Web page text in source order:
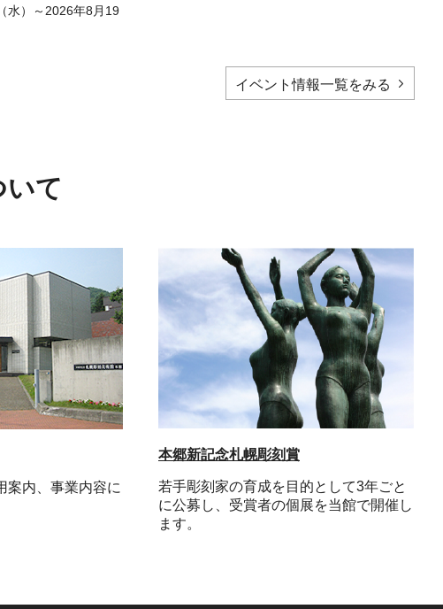
水）～2026年8月19
イベント情報一覧をみる
いて
案内、事業内容に
本郷新記念札幌彫刻賞
若手彫刻家の育成を目的として3年ごと
に公募し、受賞者の個展を当館で開催し
ます。